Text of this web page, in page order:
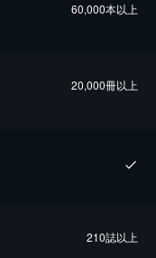
60,000本以上
20,000冊以上
210誌以上